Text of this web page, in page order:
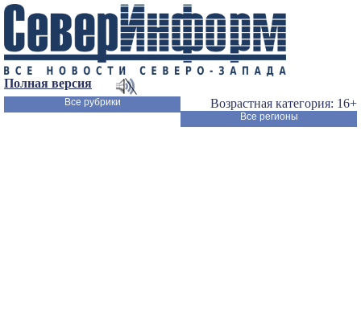
Полная версия
Возрастная категория: 16+
Все рубрики
Все регионы